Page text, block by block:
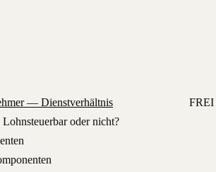
— Dienstverhältnis
FREI
oder nicht?